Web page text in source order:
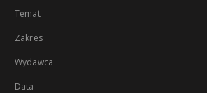
Temat
Zakres
Wydawca
Data